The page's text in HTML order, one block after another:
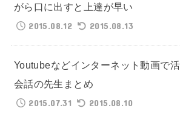
がら口に出すと上達が早い
2015.08.12
2015.08.13
Youtubeなどインターネット動画で
会話の先生まとめ
2015.07.31
2015.08.10